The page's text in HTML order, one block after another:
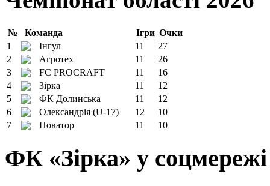
№ Команда Ігри Очки
1
Інгул 11
27
2
Агротех 11
26
3
FC PROCRAFT 11
16
4
Зірка 11
12
5
ФК Долинська 11
12
6
Олександрія (U-17) 12
10
7
Новатор 11 10
ФК «Зірка» у